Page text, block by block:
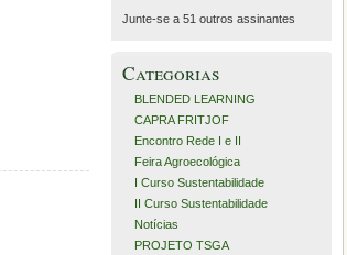
Junte-se a 51 outros assinantes
Categorias
BLENDED LEARNING
CAPRA FRITJOF
Encontro Rede I e II
Feira Agroecológica
I Curso Sustentabilidade
II Curso Sustentabilidade
Notícias
PROJETO TSGA